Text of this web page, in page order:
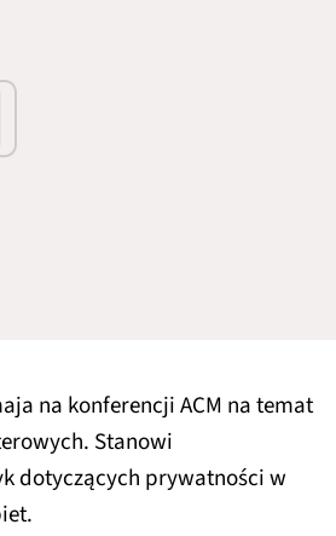
na konferencji ACM na temat
Stanowi
dotyczących prywatności w